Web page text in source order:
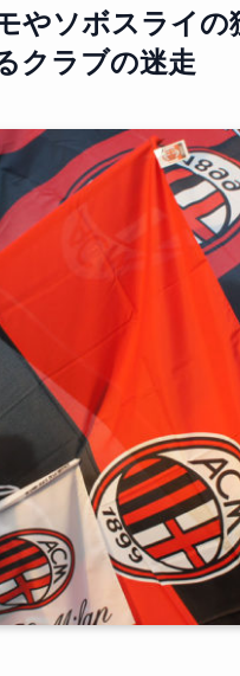
やソボスライ
クラブの迷走